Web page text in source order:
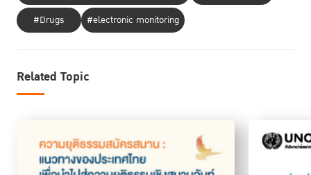
#Drugs
#electronic monitoring
Related Topic